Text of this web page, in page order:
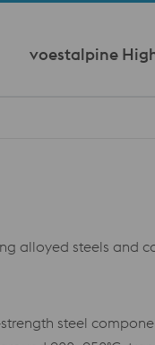
voestalpine
alloyed steels and
steel